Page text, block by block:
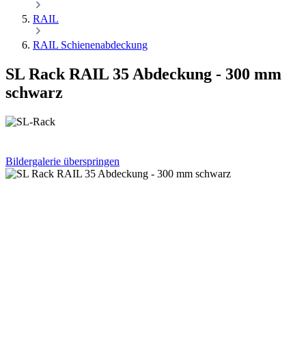
RAIL
RAIL Schienenabdeckung
SL Rack RAIL 35 Abdeckung - 300 mm
schwarz
Bildergalerie überspringen